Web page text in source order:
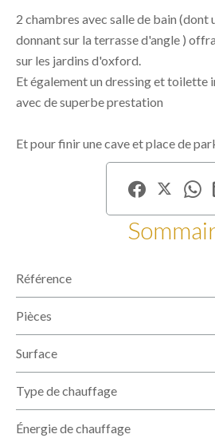
2 chambres avec salle de bain (dont
donnant sur la terrasse d'angle )
sur les jardins d'oxford.
Et également un dressing et toilette
avec de superbe prestation
Et pour finir une cave et place de
Référence
Pièces
Surface
Type de chauffage
Énergie de chauffage